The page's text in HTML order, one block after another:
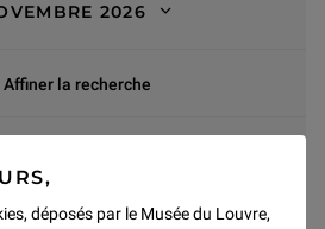
déposés par le Musée du Louvre,
2026
Affiner la recherche